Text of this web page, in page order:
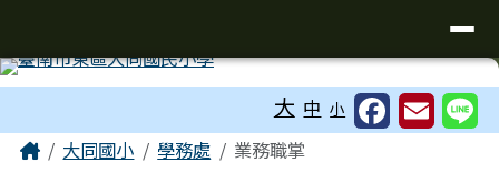
大 中 小
主內容區域
Home大同國小 學務處 業務職掌
頁尾區域